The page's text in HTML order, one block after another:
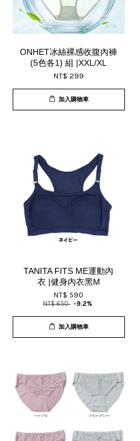
ONHET冰絲裸感收腹內褲
(5色各1) 組 |XXL/XL
NT$ 299
加入購物車
TANITA FITS ME運動內
衣 |健身內衣黑M
NT$ 590
NT$ 650 -9.2%
加入購物車